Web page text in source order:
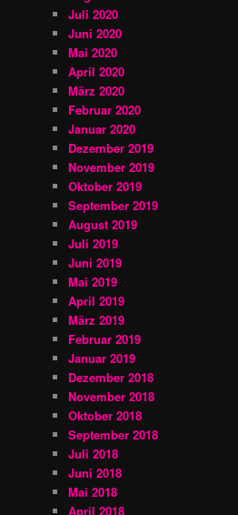
Juli 2020
Juni 2020
Mai 2020
April 2020
März 2020
Februar 2020
Januar 2020
Dezember 2019
November 2019
Oktober 2019
September 2019
August 2019
Juli 2019
Juni 2019
Mai 2019
April 2019
März 2019
Februar 2019
Januar 2019
Dezember 2018
November 2018
Oktober 2018
September 2018
Juli 2018
Juni 2018
Mai 2018
April 2018